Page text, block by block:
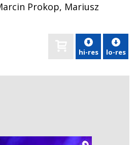
Prokop, Mariusz
hi-res lo-res